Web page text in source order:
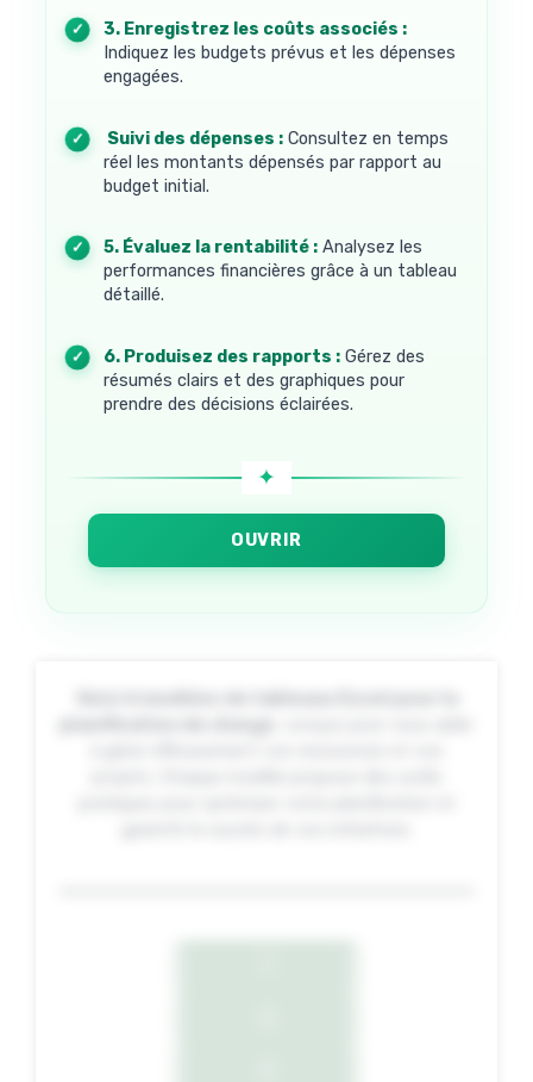
3. Enregistrez les coûts associés :
Indiquez les budgets prévus et les dépenses
engagées.
4. Suivi des dépenses : Consultez en temps
réel les montants dépensés par rapport au
budget initial.
5. Évaluez la rentabilité : Analysez les
performances financières grâce à un tableau
détaillé.
6. Produisez des rapports : Gérez des
résumés clairs et des graphiques pour
prendre des décisions éclairées.
OUVRIR